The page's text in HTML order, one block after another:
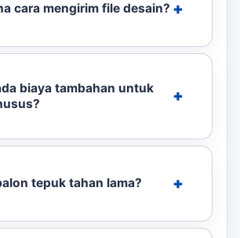
cara mengirim file desain?
biaya tambahan untuk
tepuk tahan lama?